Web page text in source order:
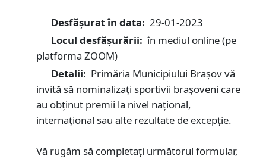
Desfășurat în data: 29-01-2023
Locul desfășurării: în mediul online (pe
platforma ZOOM)
Detalii: Primăria Municipiului Brașov vă
invită să nominalizați sportivii brașoveni care
au obținut premii la nivel național,
internațional sau alte rezultate de excepție.
Vă rugăm să completați următorul formular,